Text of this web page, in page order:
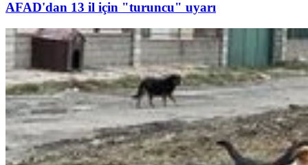
AFAD'dan 13 il için "turuncu" uyarı